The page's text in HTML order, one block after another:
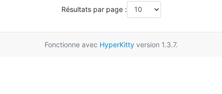
Résultats par page :
Fonctionne avec HyperKittyversion 1.3.7.